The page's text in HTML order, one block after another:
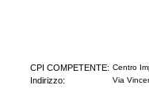
CPI COMPETENTE: Centro
Indirizzo: Via